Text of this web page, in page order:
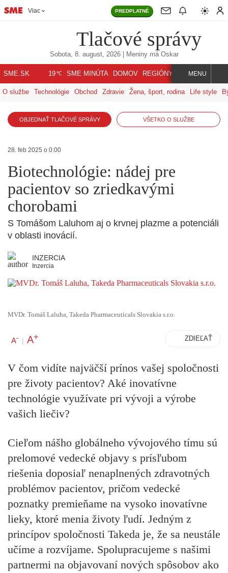
Viac PREDPLATNÉ
Tlačové správy
Sobota, 8. august, 2026| Meniny má Oskar
SME.SK 19℃ SME MINÚTA DOMOV REGIÓNY INDEX SVET
MENU
O službe Technológie Obchod Zdravie Žena, šport, rodina Life style
OBJEDNAŤ TLAČOVÉ SPRÁVY VŠETKO O SLUŽBE
28. feb 2025 o 0:00
Biotechnológie: nádej pre
pacientov so zriedkavými
chorobami
S Tomášom Laluhom aj o krvnej plazme a potenciáli
v oblasti inovácií.
INZERCIA
Inzercia
MVDr. Tomáš Laluha, Takeda Pharmaceuticals Slovakia s.r.o.
A- | A+ ZDIEĽAŤ
V čom vidíte najväčší prínos vašej spoločnosti
pre životy pacientov? Aké inovatívne
technológie využívate pri vývoji a výrobe
vašich liečiv?
Cieľom nášho globálneho vývojového tímu sú
prelomové vedecké objavy s prísľubom
riešenia doposiaľ nenaplnených zdravotných
problémov pacientov, pričom vedecké
poznatky premieňame na vysoko inovatívne
lieky, ktoré menia životy ľudí. Jedným z
princípov spoločnosti Takeda je, že sa neustále
učíme a rozvíjame. Spolupracujeme s našimi
partnermi na objavovaní nových spôsobov ako